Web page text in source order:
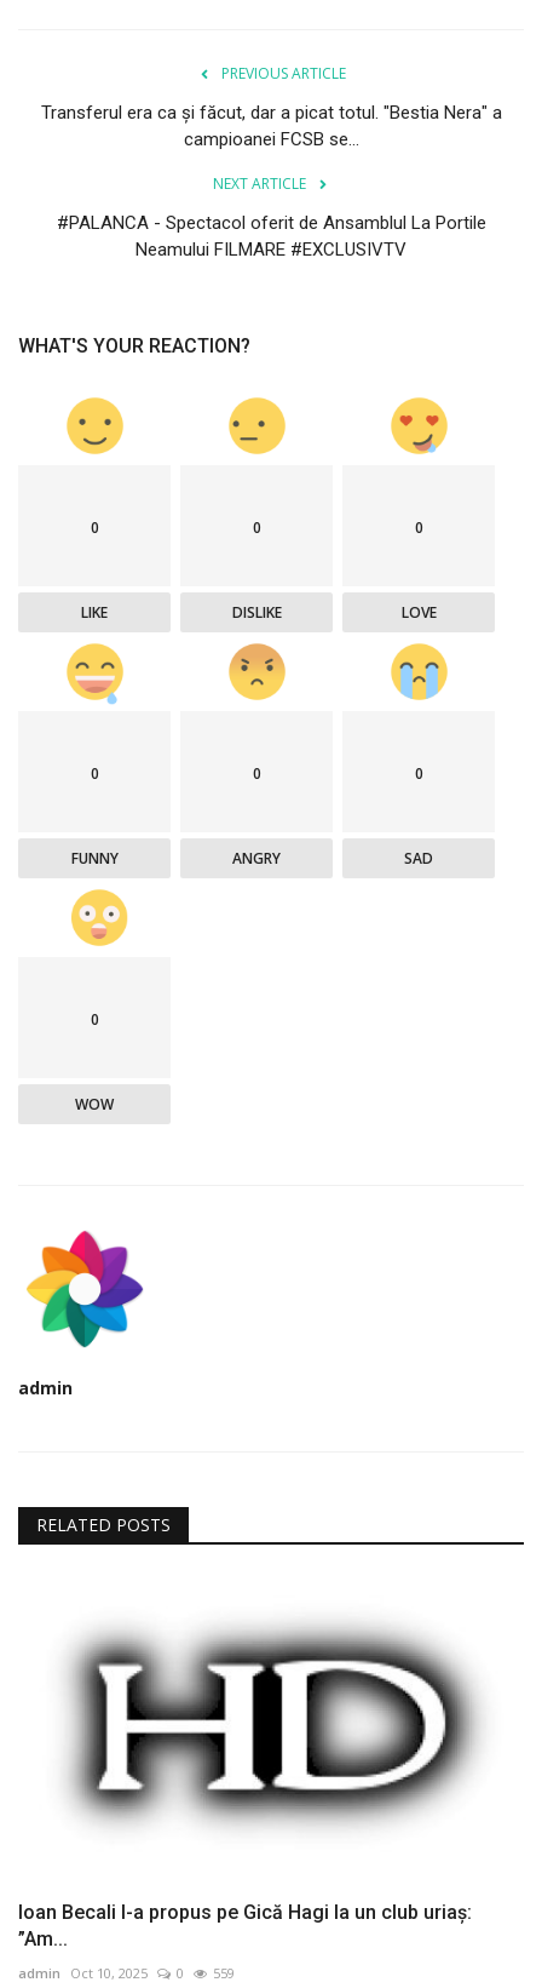
PREVIOUS ARTICLE
Transferul era ca și făcut, dar a picat totul. "Bestia Nera" a
campioanei FCSB se...
NEXT ARTICLE
#PALANCA - Spectacol oferit de Ansamblul La Portile
Neamului FILMARE #EXCLUSIVTV
WHAT'S YOUR REACTION?
0
LIKE
0
DISLIKE
0
LOVE
0
FUNNY
0
ANGRY
0
SAD
0
WOW
admin
RELATED POSTS
Ioan Becali l-a propus pe Gică Hagi la un club uriaș:
”Am...
admin Oct 10, 2025 0 559